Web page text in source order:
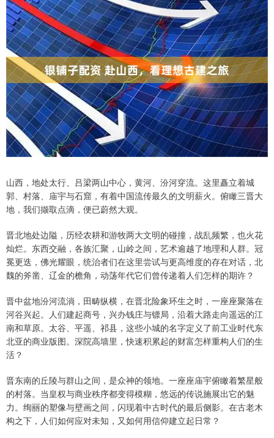
山西，地处太行、吕梁两山中心，黄河、汾河穿流。这里矗立着城
郭、村落、庙宇与石窟，有着中国流传最久的文明薪火。俯瞰三晋大
地，我们撷取点滴，便已蔚然大观。
晋北地处边隘，历经农耕和游牧两大文明的碰撞，战乱频繁，也火花
灿烂。东西交融，各族汇聚，山岭之间，艺术逾越了地理和人群。冠
冕更迭，佛光耀眼，统治者们在这里尝试与更高维度的存在对话，北
魏的斧凿、辽金的檐角，动荡年代它们曾传递着人们怎样的期许？
晋中盆地汾河流淌，田畴纵横，在晋北险象环生之时，一座座聚落在
河谷兴起。人们建起商号，兴办钱庄与镖局，沿着大路走向遥远的江
南和草原。太谷、平遥、祁县，这些小城的名字定义了前工业时代东
北亚的商业版图。深院高墙里，快速积累起的财富怎样重构人们的生
活？
晋东南的丘陵与群山之间，是众神的领地。一座座庙宇俯瞰着繁星般
的村落。当皇权与商业秩序都变得模糊，悠远的传说施展出它的魅
力。绚丽的塑像与壁画之间，闪现着中古时代的最后侧影。在古老木
构之下，人们如何应对未知，又如何用信仰建立起日常？